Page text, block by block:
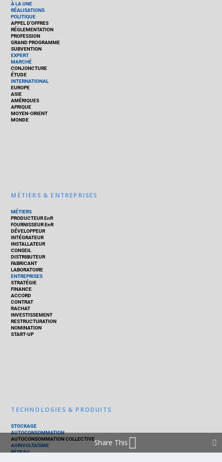
À LA UNE
RÉALISATIONS
POLITIQUE
APPEL D’OFFRES
RÉGLEMENTATION
PROFESSION
GRAND PROGRAMME
SUBVENTION
EXPERT
MARCHÉ
CONJONCTURE
ÉTUDE
INTERNATIONAL
EUROPE
ASIE
AMÉRIQUES
AFRIQUE
MOYEN-ORIENT
MONDE
MÉTIERS & ENTREPRISES
MÉTIERS
PRODUCTEUR EnR
FOURNISSEUR EnR
DÉVELOPPEUR
INTÉGRATEUR
INSTALLATEUR
CONSEIL
DISTRIBUTEUR
FABRICANT
LABORATOIRE
ENTREPRISES
STRATÉGIE
FINANCE
ACCORD
CONTRAT
RACHAT
INVESTISSEMENT
RESTRUCTURATION
NOMINATION
START-UP
TECHNOLOGIES & PRODUITS
STOCKAGE
AUTOCONSOMMATION
AUTOCONSOMMATION COLLECTIVE
AGRIVOLTAÏSME
RÉSEAU
Share This